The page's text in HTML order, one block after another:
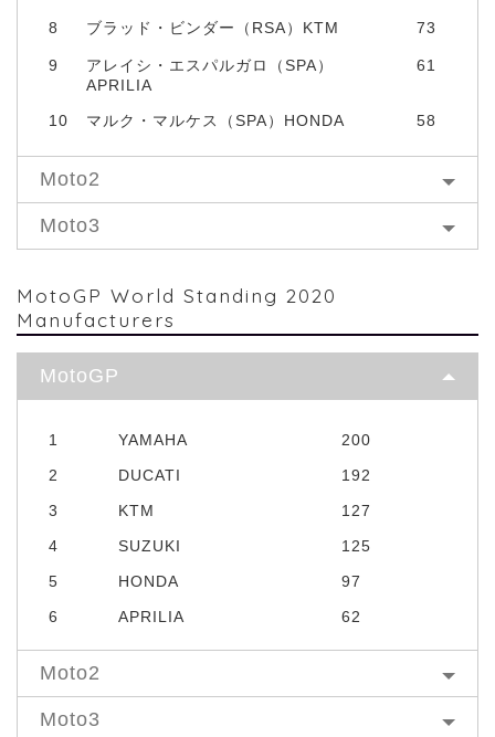
8 ブラッド・ビンダー（RSA）KTM 73
9
アレイシ・エスパルガロ（SPA）
APRILIA
61
10 マルク・マルケス（SPA）HONDA 58
Moto2
Moto3
MotoGP World Standing 2020
Manufacturers
MotoGP
1 YAMAHA
200
2
DUCATI
192
3
KTM
127
4
SUZUKI
125
5
HONDA
97
6
APRILIA 62
Moto2
Moto3